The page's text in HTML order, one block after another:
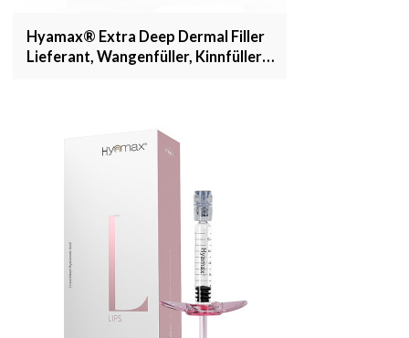
Hyamax® Extra Deep Dermal Filler
Lieferant, Wangenfüller, Kinnfüller,